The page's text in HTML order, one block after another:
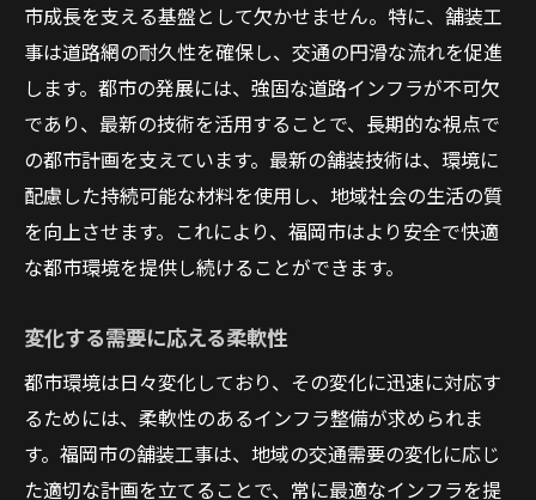
市成長を支える基盤として欠かせません。特に、舗装工
事は道路網の耐久性を確保し、交通の円滑な流れを促進
します。都市の発展には、強固な道路インフラが不可欠
であり、最新の技術を活用することで、長期的な視点で
の都市計画を支えています。最新の舗装技術は、環境に
配慮した持続可能な材料を使用し、地域社会の生活の質
を向上させます。これにより、福岡市はより安全で快適
な都市環境を提供し続けることができます。
変化する需要に応える柔軟性
都市環境は日々変化しており、その変化に迅速に対応す
るためには、柔軟性のあるインフラ整備が求められま
す。福岡市の舗装工事は、地域の交通需要の変化に応じ
た適切な計画を立てることで、常に最適なインフラを提